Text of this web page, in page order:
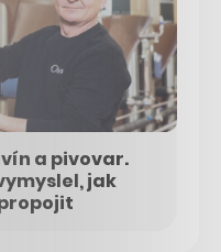
a pivovar.
jak